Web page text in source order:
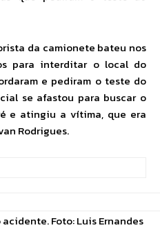
da camionete bateu nos
para interditar o local do
e pediram o teste do
se afastou para buscar o
e atingiu a vítima, que era
Rodrigues.
Foto: Luis Ernandes